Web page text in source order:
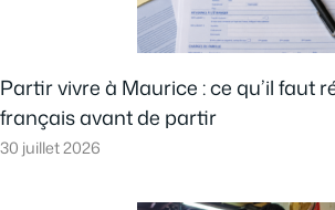
Partir vivre à Maurice : ce qu’il faut
français avant de partir
30 juillet 2026